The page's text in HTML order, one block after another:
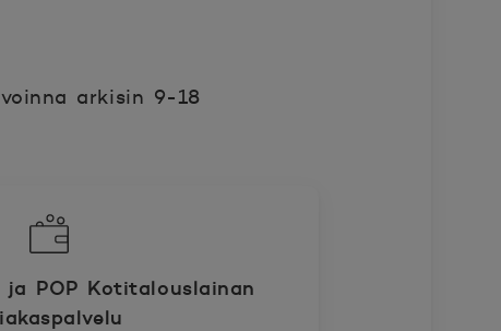
arkisin 9-18
ja POP Kotitalouslainan